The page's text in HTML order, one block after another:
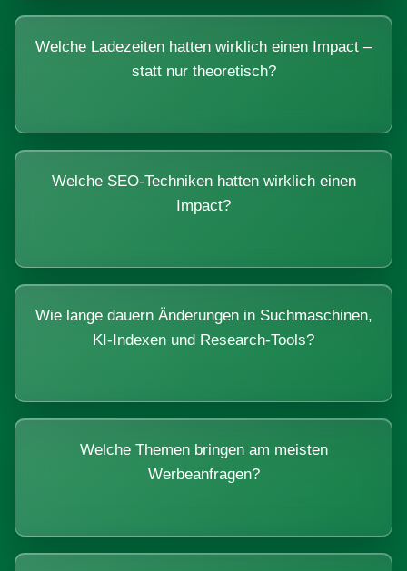
Welche Ladezeiten hatten wirklich einen Impact –
statt nur theoretisch?
Welche SEO-Techniken hatten wirklich einen
Impact?
Wie lange dauern Änderungen in Suchmaschinen,
KI-Indexen und Research-Tools?
Welche Themen bringen am meisten
Werbeanfragen?